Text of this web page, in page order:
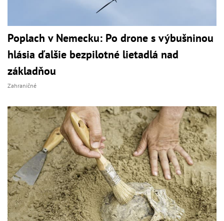
Poplach v Nemecku: Po drone s výbušninou
hlásia ďalšie bezpilotné lietadlá nad
základňou
Zahraničné